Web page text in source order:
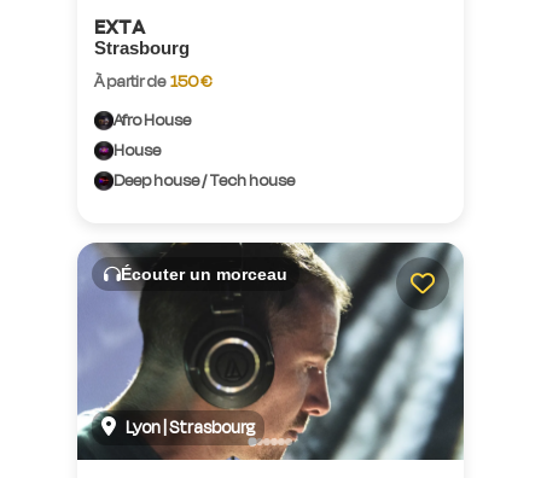
EXTA
Strasbourg
À partir de 150 €
Afro House
House
Deep house / Tech house
Écouter un morceau
Lyon | Strasbourg